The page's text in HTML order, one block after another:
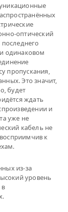
оптический
одинаковом
пропускания,
Это значит,
будет
ждать
и
уже не
кабель не
к
из-за
уровень